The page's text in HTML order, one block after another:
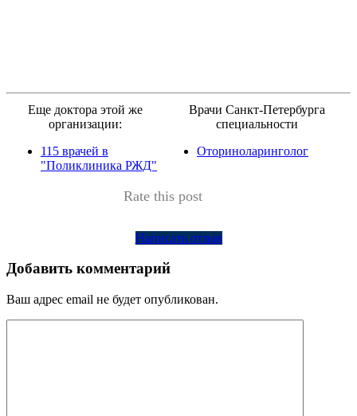
Еще доктора этой же
организации:
115 врачей в
"Поликлиника РЖД"
Врачи Санкт-Петербурга
специальности
Оториноларинголог
Rate this post
Написать отзыв
Добавить комментарий
Ваш адрес email не будет опубликован.